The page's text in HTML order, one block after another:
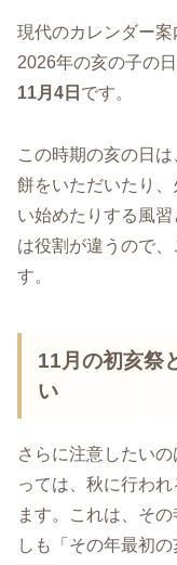
現代のカレンダー案
2026年の亥の子の
11月4日 です。
この時期の亥の日
餅をいただいたり
い始めたりする風
は役割が違うので
す。
11月の初亥祭
い
さらに注意したい
っては、秋に行わ
ます。これは、そ
しも「その年最初